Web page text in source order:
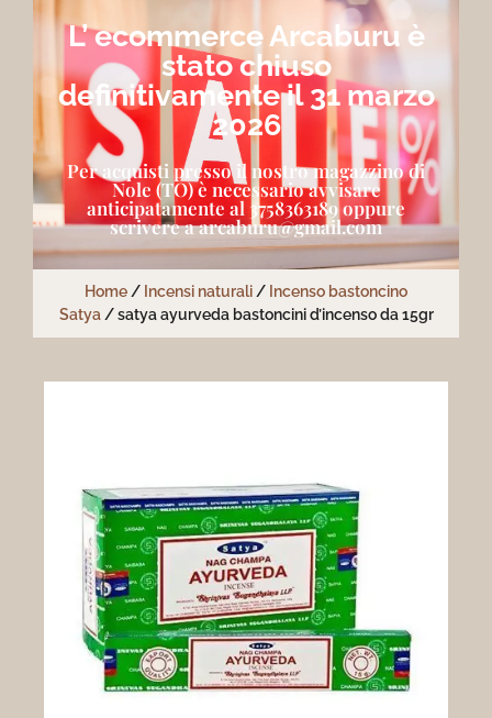
L’ ecommerce Arcaburu è
stato chiuso
definitivamente il 31 marzo
2026
Per acquisti presso il nostro magazzino di
Nole (TO) è necessario avvisare
anticipatamente al 3758363189 oppure
scrivere a arcaburu@gmail.com
Home / Incensi naturali / Incenso bastoncino
Satya / satya ayurveda bastoncini d’incenso da 15gr